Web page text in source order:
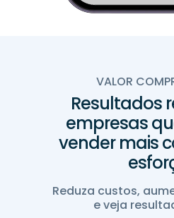
VALOR
Resultados
empresas
vender mais
Reduza custos,
e veja